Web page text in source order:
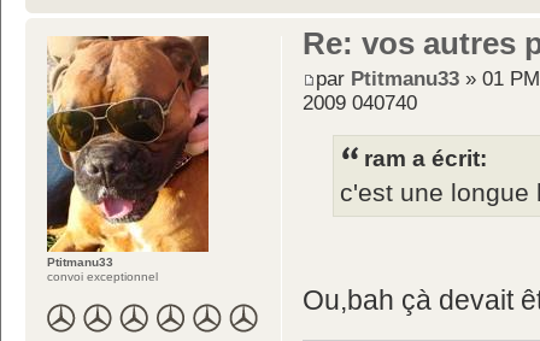
Re: vos autres
par Ptitmanu33 » 01
2009 040740
ram a écrit:
c'est une
Ou,bah çà devait
Ptitmanu33
convoi exceptionnel